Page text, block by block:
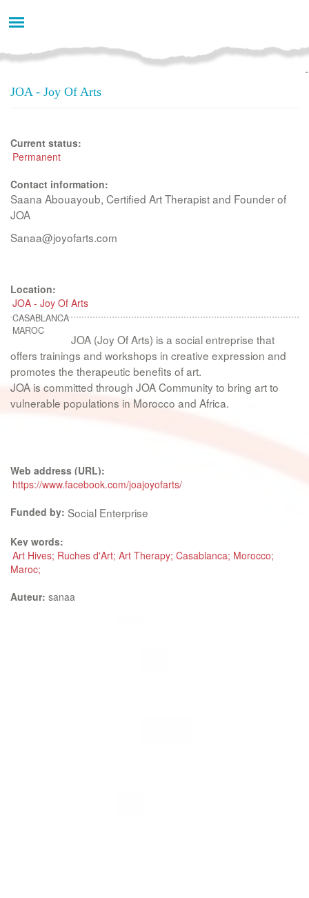
au
JOA - Joy Of Arts
Current status:
Permanent
Contact information:
Saana Abouayoub, Certified Art Therapist and Founder of
JOA
Sanaa@joyofarts.com
Location:
JOA - Joy Of Arts
CASABLANCA
MAROC
JOA (Joy Of Arts) is a social entreprise that
offers trainings and workshops in creative expression and
promotes the therapeutic benefits of art.
JOA is committed through JOA Community to bring art to
vulnerable populations in Morocco and Africa.
Web address (URL):
https://www.facebook.com/joajoyofarts/
Funded by: Social Enterprise
Key words:
Art Hives; Ruches d'Art; Art Therapy; Casablanca; Morocco;
Maroc;
Auteur: sanaa